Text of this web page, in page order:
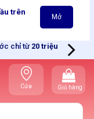
trên
Mở
chỉ từ20 triệu
Cửa
hàng gần
bạn
Giỏ hàng